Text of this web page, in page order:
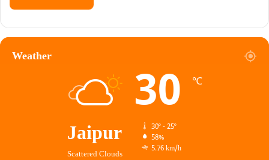
Weather
Jaipur
Scattered Clouds
30 ℃
30º - 25º
58%
5.76 km/h